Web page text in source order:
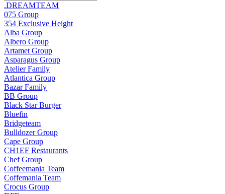
.DREAMTEAM
075 Group
354 Exclusive Height
Alba Group
Albero Group
Artamet Group
Asparagus Group
Atelier Family
Atlantica Group
Bazar Family
BB Group
Black Star Burger
Bluefin
Bridgeteam
Bulldozer Group
Cape Group
CH1EF Restaurants
Chef Group
Coffeemania Team
Coffemania Team
Crocus Group